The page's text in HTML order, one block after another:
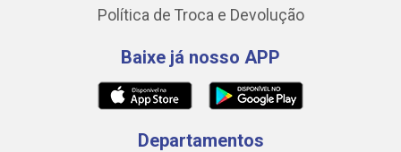
Política de Troca e Devolução
Baixe já nosso APP
Departamentos